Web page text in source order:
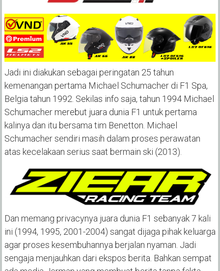
Jadi ini diakukan sebagai peringatan 25 tahun
kemenangan pertama Michael Schumacher di F1 Spa,
Belgia tahun 1992. Sekilas info saja, tahun 1994 Michael
Schumacher merebut juara dunia F1 untuk pertama
kalinya dan itu bersama tim Benetton. Michael
Schumacher sendiri masih dalam proses perawatan
atas kecelakaan serius saat bermain ski (2013).
Dan memang privacynya juara dunia F1 sebanyak 7 kali
ini (1994, 1995, 2001-2004) sangat dijaga pihak keluarga
agar proses kesembuhannya berjalan nyaman. Jadi
sengaja menjauhkan dari ekspos berita. Bahkan sempat